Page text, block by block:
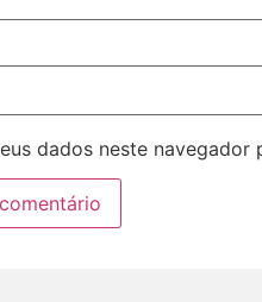
dados neste